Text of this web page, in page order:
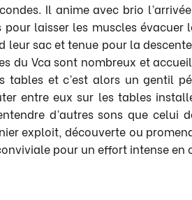
Il anime avec brio
laisser les muscles évacuer
sac et tenue pour la
du Vca sont nombreux et
tables et c’est alors un gentil
entre eux sur les tables
d’autres sons que celui
exploit, découverte ou
pour un effort intense en